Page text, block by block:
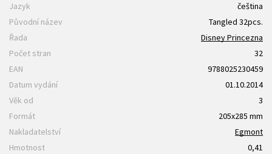
Jazyk
čeština
Původní název
Tangled 32pcs.
Řada
Disney Princezna
Počet stran
32
EAN
9788025230459
Datum vydání
01.10.2014
Věk od
3
Formát
205x285 mm
Nakladatelství
Egmont
Hmotnost
0,41